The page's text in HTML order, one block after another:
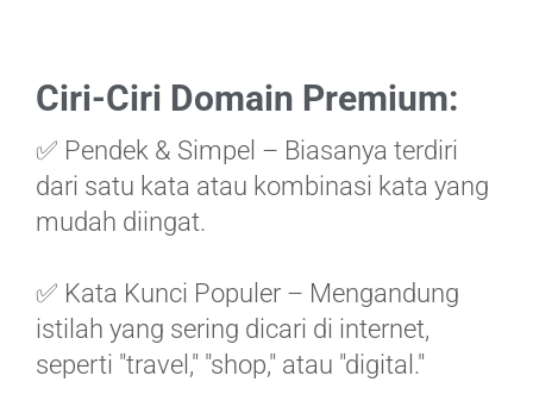
Ciri-Ciri Domain Premium:
✅ Pendek & Simpel – Biasanya terdiri
dari satu kata atau kombinasi kata yang
mudah diingat.
✅ Kata Kunci Populer – Mengandung
istilah yang sering dicari di internet,
seperti "travel," "shop," atau "digital."